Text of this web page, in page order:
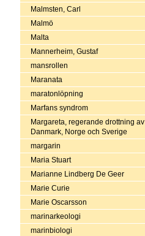
Malmsten, Carl
Malmö
Malta
Mannerheim, Gustaf
mansrollen
Maranata
maratonlöpning
Marfans syndrom
Margareta, regerande drottning av
Danmark, Norge och Sverige
margarin
Maria Stuart
Marianne Lindberg De Geer
Marie Curie
Marie Oscarsson
marinarkeologi
marinbiologi